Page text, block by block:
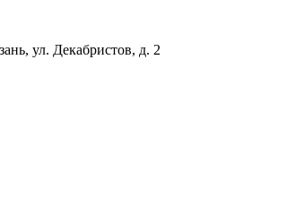
ул. Декабристов, д. 2